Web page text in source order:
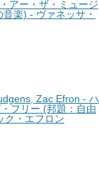
アー・ザ・ミュージ
楽) - ヴァネッサ・
Zac Efron - ハ
フリー (邦題：自由
ク・エフロン